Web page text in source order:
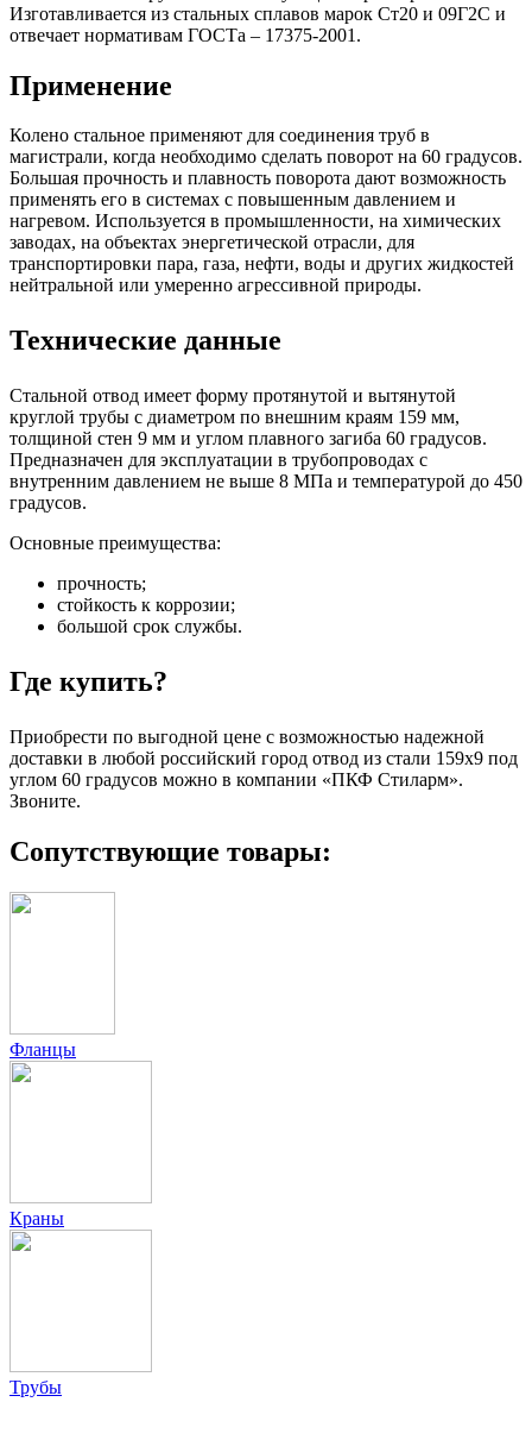
Изготавливается из стальных сплавов марок Ст20 и 09Г2С и
отвечает нормативам ГОСТа – 17375-2001.
Применение
Колено стальное применяют для соединения труб в
магистрали, когда необходимо сделать поворот на 60 градусов.
Большая прочность и плавность поворота дают возможность
применять его в системах с повышенным давлением и
нагревом. Используется в промышленности, на химических
заводах, на объектах энергетической отрасли, для
транспортировки пара, газа, нефти, воды и других жидкостей
нейтральной или умеренно агрессивной природы.
Технические данные
Стальной отвод имеет форму протянутой и вытянутой
круглой трубы с диаметром по внешним краям 159 мм,
толщиной стен 9 мм и углом плавного загиба 60 градусов.
Предназначен для эксплуатации в трубопроводах с
внутренним давлением не выше 8 МПа и температурой до 450
градусов.
Основные преимущества:
прочность;
стойкость к коррозии;
большой срок службы.
Где купить?
Приобрести по выгодной цене с возможностью надежной
доставки в любой российский город отвод из стали 159х9 под
углом 60 градусов можно в компании «ПКФ Стиларм».
Звоните.
Сопутствующие товары:
Фланцы
Краны
Трубы